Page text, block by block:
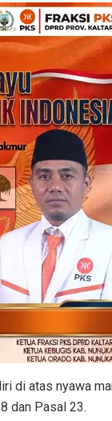
di atas nyawa
dan Pasal 23.